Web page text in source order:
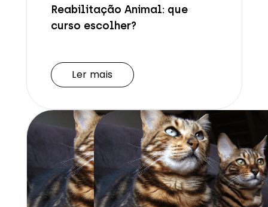
Reabilitação Animal: que
curso escolher?
Ler mais